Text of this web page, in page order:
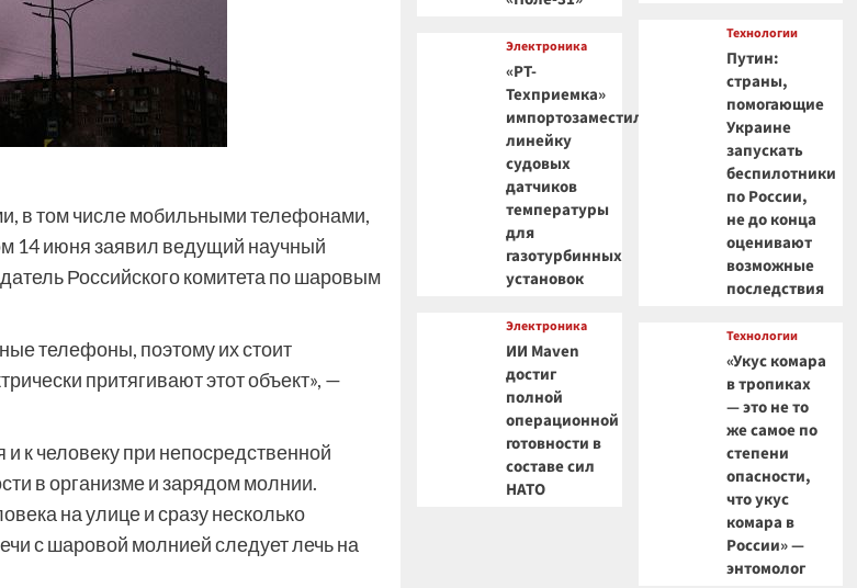
в том числе мобильными телефонами,
14 июня заявил ведущий научный
Российского комитета по шаровым
телефоны, поэтому их стоит
притягивают этот объект», —
к человеку при непосредственной
в организме и зарядом молнии.
на улице и сразу несколько
с шаровой молнией следует лечь на
Электроника
«РТ-
Техприемка»
импортозаместила
линейку
судовых
датчиков
температуры
для
газотурбинных
установок
Электроника
ИИ Maven
достиг
полной
операционной
готовности в
составе сил
НАТО
Технологии
Путин:
страны,
помогающие
Украине
запускать
беспилотники
по России,
не до конца
оценивают
возможные
последствия
Технологии
«Укус комара
в тропиках
— это не то
же самое по
степени
опасности,
что укус
комара в
России» —
энтомолог